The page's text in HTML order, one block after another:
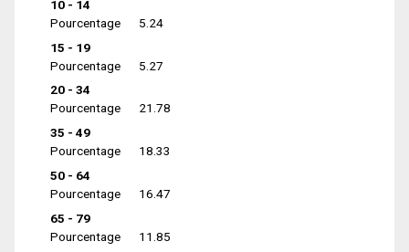
10 - 14
Pourcentage
5.24
15 - 19
Pourcentage
5.27
20 - 34
Pourcentage
21.78
35 - 49
Pourcentage
18.33
50 - 64
Pourcentage
16.47
65 - 79
Pourcentage
11.85